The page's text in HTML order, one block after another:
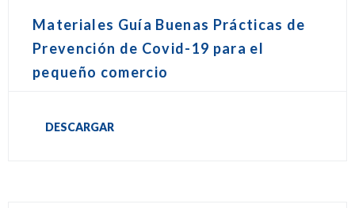
Materiales Guía Buenas Prácticas de
Prevención de Covid-19 para el
pequeño comercio
DESCARGAR